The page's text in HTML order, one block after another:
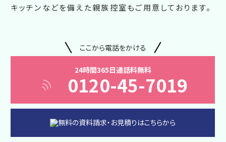
キッチンなどを備えた親族控室もご用意しております。
ここから電話をかける
24時間365日通話料無料
0120-45-7019